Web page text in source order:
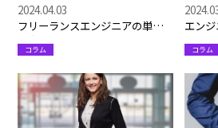
フリーランスエンジニアの単価
を上げるには？おすすめエージ
ェントサイト4選も
2024.04.03
コラム
エン
すすめ
介も
コラム